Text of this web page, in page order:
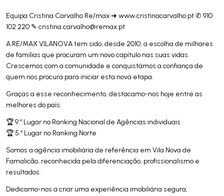
Equipa Cristina Carvalho Re/max ➜ www.cristinacarvalho.pt ✆ 910
102 220 ✎ cristina.carvalho@remax.pt
A RE/MAX VILANOVA tem sido, desde 2010, a escolha de milhares
de famílias que procuram um novo capítulo nas suas vidas.
Crescemos com a comunidade e conquistámos a confiança de
quem nos procura para iniciar esta nova etapa.
Graças a esse reconhecimento, destacamo-nos hoje entre as
melhores do país:
🏆 9.º Lugar no Ranking Nacional de Agências individuais
🏆 5.º Lugar no Ranking Norte
Somos a agência imobiliária de referência em Vila Nova de
Famalicão, reconhecida pela diferenciação, profissionalismo e
resultados.
Dedicamo-nos a criar uma experiência imobiliária segura,